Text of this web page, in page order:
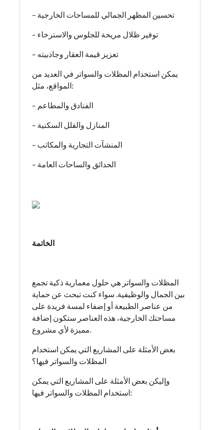
– تحسين المظهر الجمالي للمساحات الخارجية
– توفير ظلال مريحة للجلوس والاسترخاء
– تعزيز قيمة العقار وجاذبيته
يمكن استخدام المظلات والسواتر في العديد من
المواقع، مثل:
– الفنادق والمطاعم
– المنازل والفلل السكنية
– المنشآت التجارية والمكاتب
– الحدائق والساحات العامة
الخاتمة
المظلات والسواتر هي حلول معمارية ذكية تجمع
بين الجمال والوظيفية. سواء كنت تبحث عن حماية
من عناصر الطبيعة أو إضفاء لمسة فريدة على
مساحتك الخارجية، هذه العناصر ستكون إضافة
مميزة لأي مشروع.
بعض الأمثلة على المشاريع التي يمكن استخدام
المظلات والسواتر فيها؟
وإليكن بعض الأمثلة على المشاريع التي يمكن
استخدام المظلات والسواتر فيها: